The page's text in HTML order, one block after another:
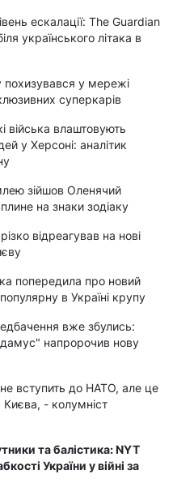
ескалації: The Guardian
українського літака в
похизувався у мережі
суперкарів
війська влаштовують
у Херсоні: аналітик
зійшов Оленячий
на знаки зодіаку
відреагував на нові
попередила про новий
в Україні крупу
вже збулись:
напророчив нову
не вступить до НАТО, але це
- колумніст
та балістика: NYT
України у війні за